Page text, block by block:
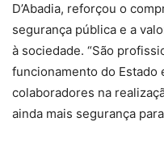
D’Abadia, reforçou o
segurança pública e a
à sociedade. “São
funcionamento do Estado
colaboradores na
ainda mais segurança